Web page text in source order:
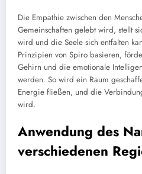
Die Empathie zwischen den
Gemeinschaften gelebt wird, stellt
wird und die Seele sich entfalten
Prinzipien von Spiro basieren,
Gehirn und die emotionale
werden. So wird ein Raum
Energie fließen, und die
wird.
Anwendung des
verschiedenen